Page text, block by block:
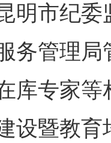
明市纪
务管理
库专家
设暨教
今